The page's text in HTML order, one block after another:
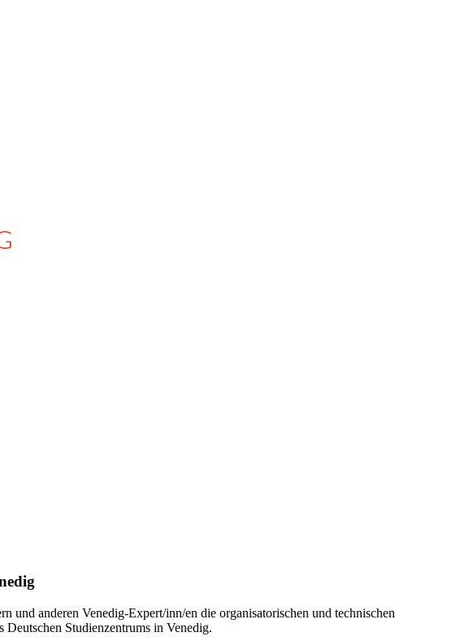
und anderen Venedig-Expert/inn/en die organisatorischen und technischen
Studienzentrums in Venedig.